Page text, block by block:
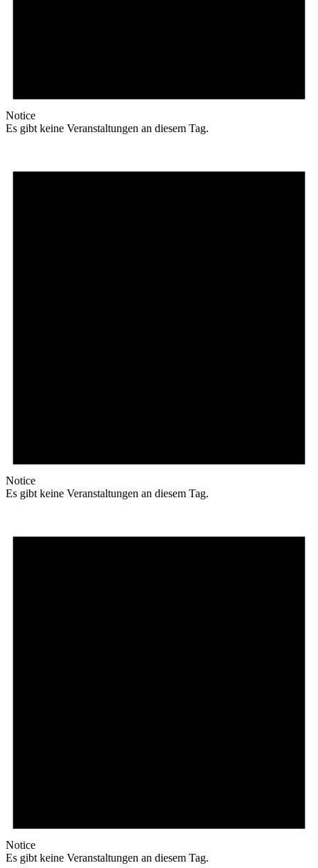
Notice
Es gibt keine Veranstaltungen an diesem Tag.
Notice
Es gibt keine Veranstaltungen an diesem Tag.
Notice
Es gibt keine Veranstaltungen an diesem Tag.